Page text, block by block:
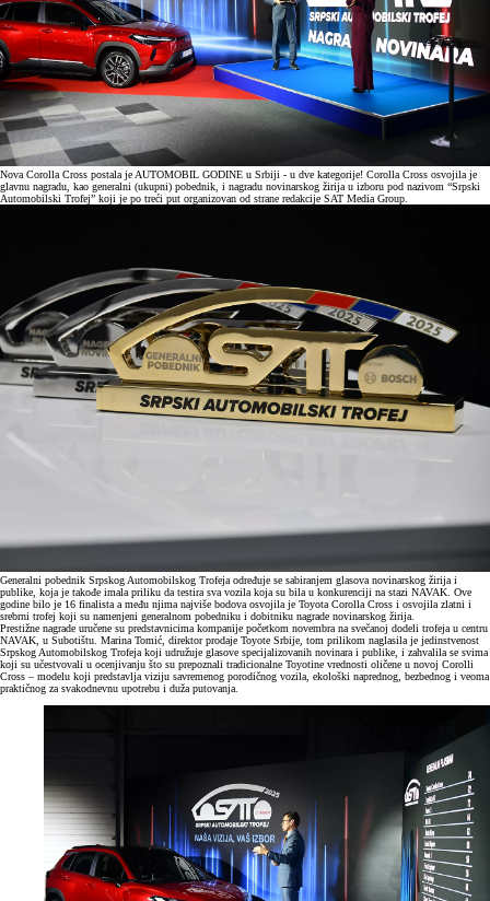
Nova Corolla Cross postala je AUTOMOBIL GODINE u Srbiji - u dve kategorije! Corolla Cross osvojila je
glavnu nagradu, kao generalni (ukupni) pobednik, i nagradu novinarskog žirija u izboru pod nazivom “Srpski
Automobilski Trofej” koji je po treći put organizovan od strane redakcije SAT Media Group.
Generalni pobednik Srpskog Automobilskog Trofeja određuje se sabiranjem glasova novinarskog žirija i
publike, koja je takođe imala priliku da testira sva vozila koja su bila u konkurenciji na stazi NAVAK. Ove
godine bilo je 16 finalista a među njima najviše bodova osvojila je Toyota Corolla Cross i osvojila zlatni i
srebrni trofej koji su namenjeni generalnom pobedniku i dobitniku nagrade novinarskog žirija.
Prestižne nagrade uručene su predstavnicima kompanije početkom novembra na svečanoj dodeli trofeja u centru
NAVAK, u Subotištu. Marina Tomić, direktor prodaje Toyote Srbije, tom prilikom naglasila je jedinstvenost
Srpskog Automobilskog Trofeja koji udružuje glasove specijalizovanih novinara i publike, i zahvalila se svima
koji su učestvovali u ocenjivanju što su prepoznali tradicionalne Toyotine vrednosti oličene u novoj Corolli
Cross – modelu koji predstavlja viziju savremenog porodičnog vozila, ekološki naprednog, bezbednog i veoma
praktičnog za svakodnevnu upotrebu i duža putovanja.